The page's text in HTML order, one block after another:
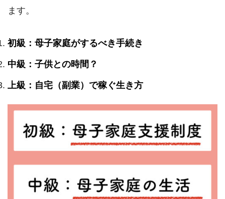
ます。
初級：母子家庭がするべき手続き
中級：子供との時間？
上級：自宅（副業）で稼ぐ生き方